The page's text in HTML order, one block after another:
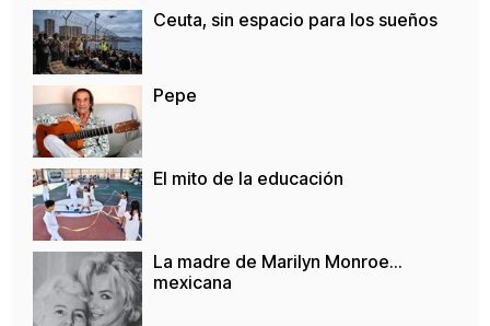
Ceuta, sin espacio para los sueños
Pepe
El mito de la educación
La madre de Marilyn Monroe…
mexicana